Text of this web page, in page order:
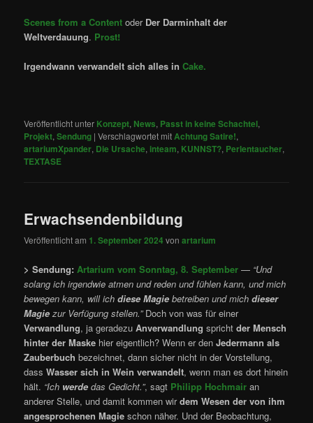
Scenes from a Content oder Der Darminhalt der
Weltverdauung. Prost!
Irgendwann verwandelt sich alles inCake.
Veröffentlicht unter Konzept, News, Passt in keine Schachtel,
Projekt,Sendung |Verschlagwortet mitAchtung Satire!,
artariumXpander, Die Ursache, inteam, KUNNST?, Perlentaucher,
TEXTASE
Erwachsendenbildung
Veröffentlicht am 1. September 2024vonartarium
> Sendung: Artarium vom Sonntag, 8. September — “Und
solang ich irgendwie atmen und reden und fühlen kann, und mich
bewegen kann, will ichdiese Magie betreiben und michdieser
Magie zur Verfügung stellen.”Doch von was für einer
Verwandlung, ja geradezuAnverwandlung sprichtder Mensch
hinter der Maske hier eigentlich? Wenn er denJedermann als
Zauberbuch bezeichnet, dann sicher nicht in der Vorstellung,
dassWasser sich in Wein verwandelt, wenn man es dort hinein
hält. “Ich werde das Gedicht.”, sagt Philipp Hochmair an
anderer Stelle, und damit kommen wirdem Wesen der von ihm
angesprochenen Magie schon näher. Und der Beobachtung,